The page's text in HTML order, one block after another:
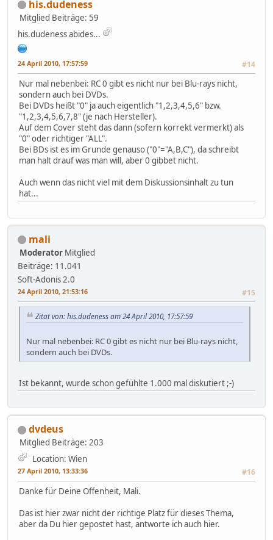
his.dudeness
Mitglied Beiträge: 59
his.dudeness abides...
24 April 2010, 17:57:59 #14
Nur mal nebenbei: RC 0 gibt es nicht nur bei Blu-rays nicht,
sondern auch bei DVDs.
Bei DVDs heißt "0" ja auch eigentlich "1,2,3,4,5,6" bzw.
"1,2,3,4,5,6,7,8" (je nach Hersteller).
Auf dem Cover steht das dann (sofern korrekt vermerkt) als
"0" oder richtiger "ALL".
Bei BDs ist es im Grunde genauso ("0"="A,B,C"), da schreibt
man halt drauf was man will, aber 0 gibbet nicht.
Auch wenn das nicht viel mit dem Diskussionsinhalt zu tun
hat...
mali
Moderator Mitglied
Beiträge: 11.041
Soft-Adonis 2.0
24 April 2010, 21:53:16 #15
Zitat von: his.dudeness am 24 April 2010, 17:57:59
Nur mal nebenbei: RC 0 gibt es nicht nur bei Blu-rays nicht,
sondern auch bei DVDs.
Ist bekannt, wurde schon gefühlte 1.000 mal diskutiert ;-)
dvdeus
Mitglied Beiträge: 203
Location: Wien
27 April 2010, 13:33:36 #16
Danke für Deine Offenheit, Mali.
Das ist hier zwar nicht der richtige Platz für dieses Thema,
aber da Du hier gepostet hast, antworte ich auch hier.